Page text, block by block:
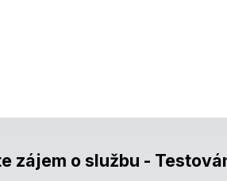
zájem o službu -